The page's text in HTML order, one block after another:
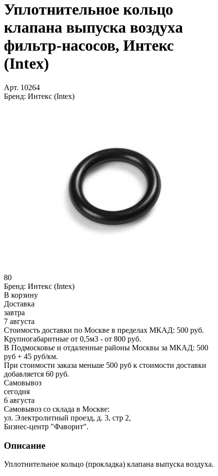
Уплотнительное кольцо
клапана выпуска воздуха
фильтр-насосов, Интекс
(Intex)
Арт. 10264
Бренд: Интекс (Intex)
80
Бренд: Интекс (Intex)
В корзину
Доставка
завтра
7 августа
Стоимость доставки по Москве в пределах МКАД: 500 руб.
Крупногабаритные от 0,5м3 - от 800 руб.
В Подмосковье и отдаленные районы Москвы за МКАД: 500
руб + 45 руб/км.
При стоимости заказа меньше 500 руб к стоимости доставки
добавляется 60 руб.
Самовывоз
сегодня
6 августа
Самовывоз со склада в Москве:
ул. Электролитный проезд, д. 3, стр 2,
Бизнес-центр "Фаворит".
Описание
Уплотнительное кольцо (прокладка) клапана выпуска воздуха.